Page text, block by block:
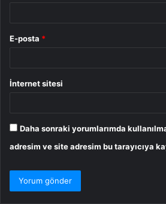
E-posta *
İnternet sitesi
Daha sonraki yorumlarımda
adresim ve site adresim bu tarayıcıya